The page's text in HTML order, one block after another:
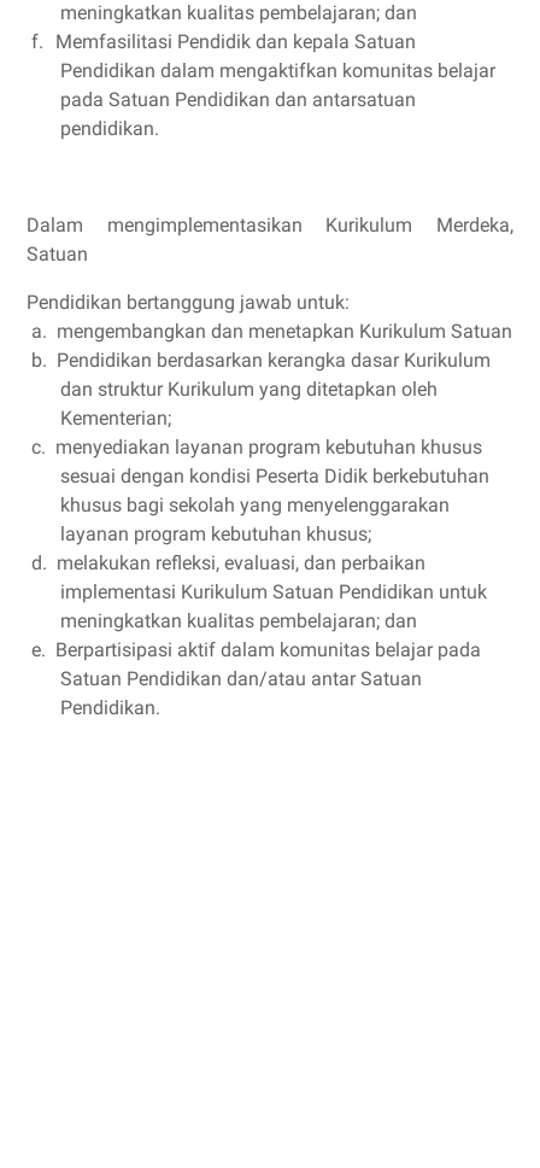
meningkatkan kualitas pembelajaran; dan
f.
Memfasilitasi Pendidik dan kepala Satuan
Pendidikan dalam mengaktifkan komunitas belajar
pada Satuan Pendidikan dan antarsatuan
pendidikan.
Dalam mengimplementasikan Kurikulum Merdeka,
Satuan
Pendidikan bertanggung jawab untuk:
a. mengembangkan dan menetapkan Kurikulum Satuan
b. Pendidikan berdasarkan kerangka dasar Kurikulum
dan struktur Kurikulum yang ditetapkan oleh
Kementerian;
c. menyediakan layanan program kebutuhan khusus
sesuai dengan kondisi Peserta Didik berkebutuhan
khusus bagi sekolah yang menyelenggarakan
layanan program kebutuhan khusus;
d. melakukan refleksi, evaluasi, dan perbaikan
implementasi Kurikulum Satuan Pendidikan untuk
meningkatkan kualitas pembelajaran; dan
e. Berpartisipasi aktif dalam komunitas belajar pada
Satuan Pendidikan dan/atau antar Satuan
Pendidikan.